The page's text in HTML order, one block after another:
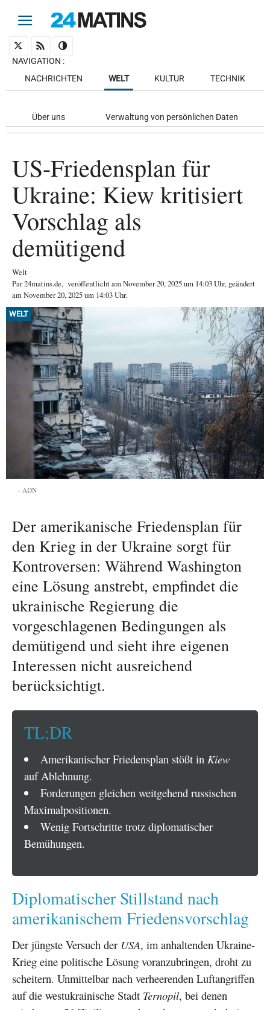
NAVIGATION :
NACHRICHTEN
WELT KULTUR TECHNIK
Über uns Verwaltung von persönlichen Daten
US-Friedensplan für
Ukraine: Kiew kritisiert
Vorschlag als
demütigend
Welt
Par24matins.de, veröffentlicht amNovember 20, 2025um 14:03 Uhr, geändert
am November 20, 2025 um 14:03 Uhr.
WELT
ADN
Der amerikanische Friedensplan für
den Krieg in der Ukraine sorgt für
Kontroversen: Während Washington
eine Lösung anstrebt, empfindet die
ukrainische Regierung die
vorgeschlagenen Bedingungen als
demütigend und sieht ihre eigenen
Interessen nicht ausreichend
berücksichtigt.
TL;DR
Amerikanischer Friedensplan stößt in Kiew
auf Ablehnung.
Forderungen gleichen weitgehend russischen
Maximalpositionen.
Wenig Fortschritte trotz diplomatischer
Bemühungen.
Diplomatischer Stillstand nach
amerikanischem Friedensvorschlag
Der jüngste Versuch der USA, im anhaltenden Ukraine-
Krieg eine politische Lösung voranzubringen, droht zu
scheitern. Unmittelbar nach verheerenden Luftangriffen
auf die westukrainische Stadt Ternopil, bei denen